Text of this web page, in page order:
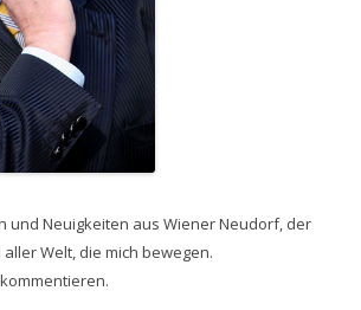
und Neuigkeiten aus Wiener Neudorf, der
Welt, die mich bewegen.